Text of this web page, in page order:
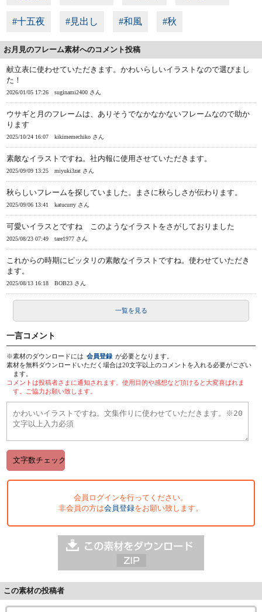
#十五夜 #見出し #和風 #秋
お月見のフレーム素材へのコメント投稿
献立表に使わせていただきます。かわいらしいイラストなので選びまし
た！
2026/01/05 17:26 suginami2400 さん
ウサギと月のフレームは、ありそうでなかなかないフレームなので助か
ります
2025/10/24 16:07 kikimemechiko さん
素敵なイラストですね。社内報に使用させていただきます。
2025/09/09 13:25 miyuki3zat さん
秋らしいフレームを探していました。まさに秋らしさが伝わります。
2025/09/06 13:41 katucurry さん
可愛いイラスとですね このようなイラストをさがしておりました
2025/08/23 07:49 tare1977 さん
これからの時期にピッタリの素敵なイラストですね。使わせていただき
ます。
2025/08/13 16:18 BOB23 さん
一覧を見る
一言コメント
※素材のダウンロードには 会員登録 が必要となります。
素材を無料ダウンロードいただく場合は20文字以上のコメントを入れる必要がござい
ます。
コメントは投稿者さまに通知されます。使用目的や感想など頂けると大変喜ばれま
す。ご協力お願い致します。
会員ログインを行ってください。
非会員の方は会員登録をお願い致します。
この素材の投稿者